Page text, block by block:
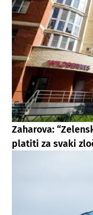
Zaharova:
platiti za svaki